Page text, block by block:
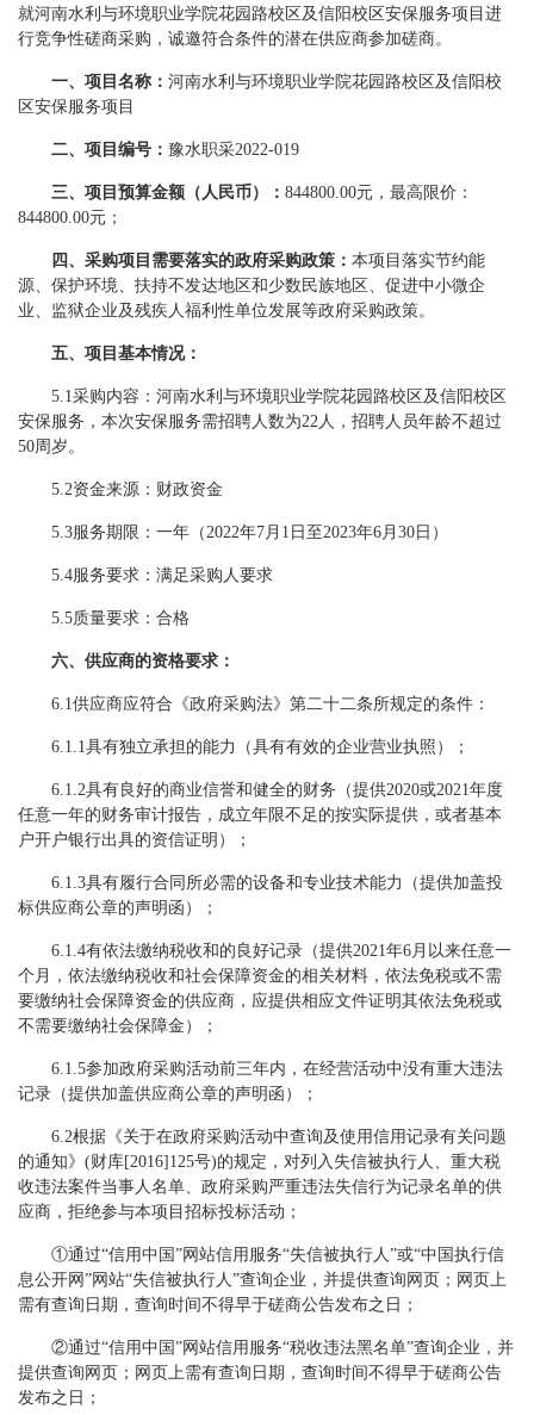
就河南水利与环境职业学院花园路校区及信阳校区安保服务项目进
行竞争性磋商采购，诚邀符合条件的潜在供应商参加磋商。
一、 项目名称： 河南水利与环境职业学院花园路校区及信阳校
区安保服务项目
二、项目编号： 豫水职采2022-019
三、项目预算金额（人民币）： 844800.00元，最高限价：
844800.00元；
四、采购项目需要落实的政府采购政策： 本项目落实节约能
源、保护环境、扶持不发达地区和少数民族地区、促进中小微企
业、监狱企业及残疾人福利性单位发展等政府采购政策。
五、项目基本情况：
5.1采购内容：河南水利与环境职业学院花园路校区及信阳校区
安保服务，本次安保服务需招聘人数为22人，招聘人员年龄不超过
50周岁。
5.2资金来源：财政资金
5.3服务期限：一年（2022年7月1日至2023年6月30日）
5.4服务要求：满足采购人要求
5.5质量要求：合格
六、供应商的资格要求：
6.1供应商应符合《政府采购法》第二十二条所规定的条件：
6.1.1具有独立承担的能力（具有有效的企业营业执照）；
6.1.2具有良好的商业信誉和健全的财务（提供2020或2021年度
任意一年的财务审计报告，成立年限不足的按实际提供，或者基本
户开户银行出具的资信证明）；
6.1.3具有履行合同所必需的设备和专业技术能力（提供加盖投
标供应商公章的声明函）；
6.1.4有依法缴纳税收和的良好记录（提供2021年6月以来任意一
个月，依法缴纳税收和社会保障资金的相关材料，依法免税或不需
要缴纳社会保障资金的供应商，应提供相应文件证明其依法免税或
不需要缴纳社会保障金）；
6.1.5参加政府采购活动前三年内，在经营活动中没有重大违法
记录（提供加盖供应商公章的声明函）；
6.2根据《关于在政府采购活动中查询及使用信用记录有关问题
的通知》(财库[2016]125号)的规定，对列入失信被执行人、重大税
收违法案件当事人名单、政府采购严重违法失信行为记录名单的供
应商，拒绝参与本项目招标投标活动；
①通过“信用中国”网站信用服务“失信被执行人”或“中国执行信
息公开网”网站“失信被执行人”查询企业，并提供查询网页；网页上
需有查询日期，查询时间不得早于磋商公告发布之日；
②通过“信用中国”网站信用服务“税收违法黑名单”查询企业，并
提供查询网页；网页上需有查询日期，查询时间不得早于磋商公告
发布之日；